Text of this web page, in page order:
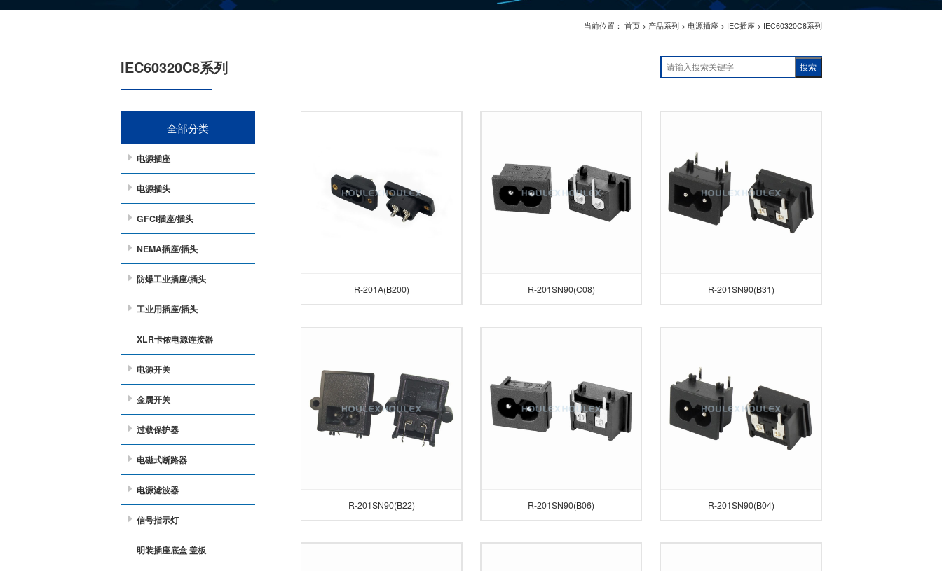
当前位置： 首页 > 产品系列 > 电源插座 > IEC插座 > IEC60320C8系列
IEC60320C8系列 搜索
全部分类
电源插座
电源插头
GFCI插座/插头
NEMA插座/插头
防爆工业插座/插头
工业用插座/插头
XLR卡侬电源连接器
电源开关
金属开关
过载保护器
电磁式断路器
电源滤波器
信号指示灯
明装插座底盒 盖板
R-201A(B200) R-201SN90(C08) R-201SN90(B31)
R-201SN90(B22) R-201SN90(B06) R-201SN90(B04)